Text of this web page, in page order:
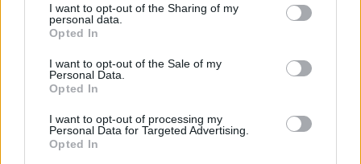
not limited to your visit or usage behaviour. You may click to
grant or deny consent to Google and its third-party tags to
use your data for below specified purposes in below Google
consent section.
I want to opt-out of the Sharing of my
personal data.
Opted In
I want to opt-out of the Sale of my
Personal Data.
Opted In
I want to opt-out of processing my
Personal Data for Targeted Advertising.
Opted In
trailer + poszter: az éhezők viadala -
a kiválasztott 2. rész [the hunger
games: mockingjay part two] (2015)
Richter Géza•2015. szeptember 16.